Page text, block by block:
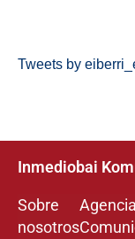
Tweets by
Inmediobai
Sobre
nosotros